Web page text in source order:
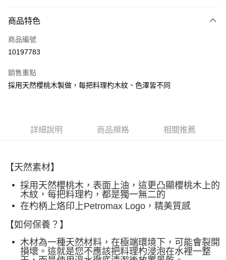
3 期 0 利率 每期
合作金庫商業銀行
上海商業儲蓄銀行
臺灣中小企業銀行
匯豐（台灣）商業銀行
華泰商業銀行
台新國際商業銀行
中國信託商業銀行
超商取貨付款
LINE Pay
Apple Pay
全家取貨付款
付款後全家取貨
每筆NT$60，滿NT$490(含以上)免運費
7-11取貨付款
每筆NT$60，滿NT$490(含以上)免運費
商品特色
商品編號
10197783
銷售重點
採用天然櫻桃木製做，每把料理杓木紋、色澤皆不同
詳細說明 商品規格 相關推薦
【天然素材】
採用天然櫻桃木，表面上油，這更凸顯櫻桃木上的
木紋，每把料理杓，都是獨一無二的
在杓柄上烙印上Petromax Logo，精美質感
【如何保養？】
木材為一種天然材料，在極端環境下，可能會裂開
損壞。這就是您不應該把料理杓浸泡在水裡一整